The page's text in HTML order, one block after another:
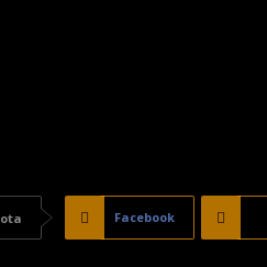
Facebook